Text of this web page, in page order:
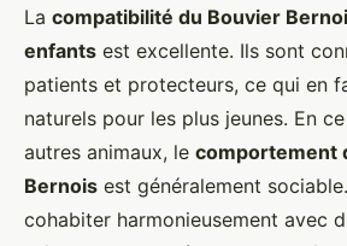
La compatibilité du Bouvier
enfants est excellente. Ils sont
patients et protecteurs, ce qui en
naturels pour les plus jeunes. En
autres animaux, le comportement
Bernois est généralement
cohabiter harmonieusement avec